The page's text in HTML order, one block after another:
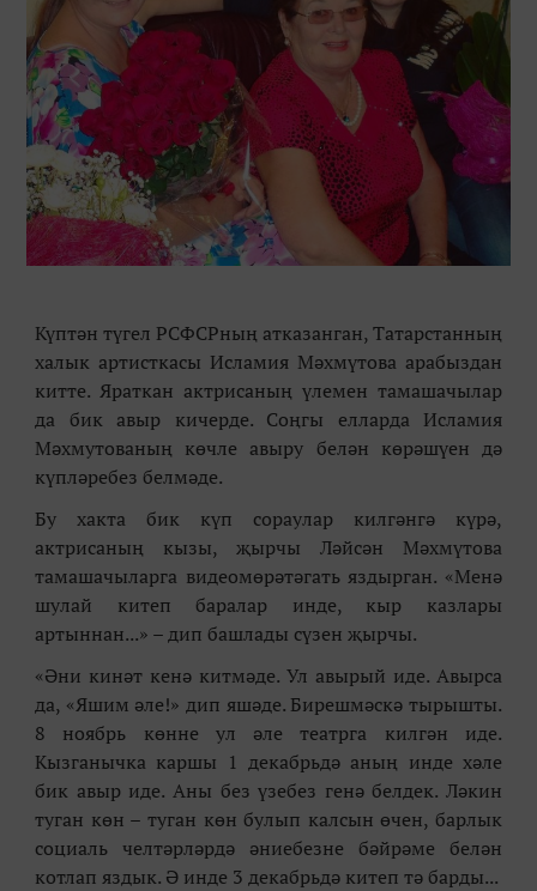
Күптән түгел РСФСРның атказанган, Татарстанның
халык артисткасы Исламия Мәхмүтова арабыздан
китте. Яраткан актрисаның үлемен тамашачылар
да бик авыр кичерде. Соңгы елларда Исламия
Мәхмутованың көчле авыру белән көрәшүен дә
күпләребез белмәде.
Бу хакта бик күп сораулар килгәнгә күрә,
актрисаның кызы, җырчы Ләйсән Мәхмүтова
тамашачыларга видеомөрәтәгать яздырган. «Менә
шулай китеп баралар инде, кыр казлары
артыннан...» – дип башлады сүзен җырчы.
«Әни кинәт кенә китмәде. Ул авырый иде. Авырса
да, «Яшим әле!» дип яшәде. Бирешмәскә тырышты.
8 ноябрь көнне ул әле театрга килгән иде.
Кызганычка каршы 1 декабрьдә аның инде хәле
бик авыр иде. Аны без үзебез генә белдек. Ләкин
туган көн – туган көн булып калсын өчен, барлык
социаль челтәрләрдә әниебезне бәйрәме белән
котлап яздык. Ә инде 3 декабрьдә китеп тә барды...